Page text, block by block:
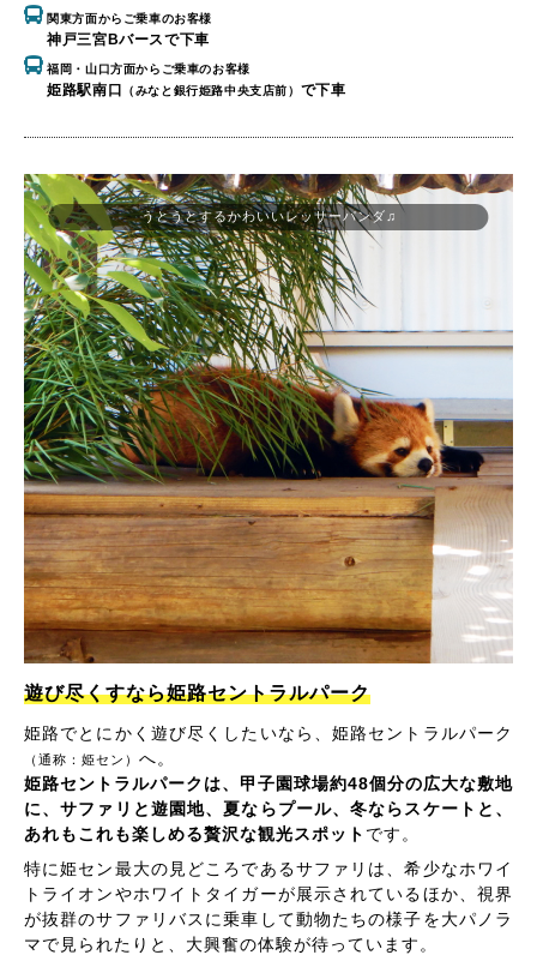
関東方面からご乗車のお客様
神戸三宮Bバースで下車
福岡・山口方面からご乗車のお客様
姫路駅南口 （みなと銀行姫路中央支店前） で下車
遊び尽くすなら姫路セントラルパーク
姫路でとにかく遊び尽くしたいなら、姫路セントラルパーク
（通称：姫セン） へ。
姫路セントラルパークは、甲子園球場約48個分の広大な敷地
に、サファリと遊園地、夏ならプール、冬ならスケートと、
あれもこれも楽しめる贅沢な観光スポット です。
特に姫セン最大の見どころであるサファリは、希少なホワイ
トライオンやホワイトタイガーが展示されているほか、視界
が抜群のサファリバスに乗車して動物たちの様子を大パノラ
マで見られたりと、大興奮の体験が待っています。
うとうとするかわいいレッサーパンダ♫